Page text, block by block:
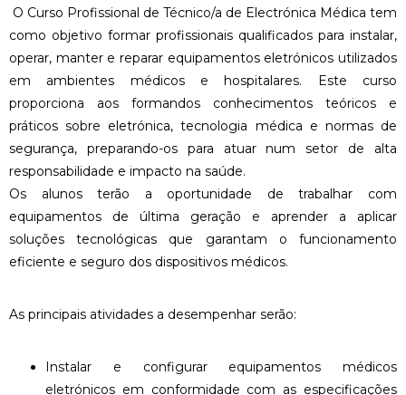
O Curso Profissional de Técnico/a de Electrónica Médica tem
como objetivo formar profissionais qualificados para instalar,
operar, manter e reparar equipamentos eletrónicos utilizados
em ambientes médicos e hospitalares. Este curso
proporciona aos formandos conhecimentos teóricos e
práticos sobre eletrónica, tecnologia médica e normas de
segurança, preparando-os para atuar num setor de alta
responsabilidade e impacto na saúde.
Os alunos terão a oportunidade de trabalhar com
equipamentos de última geração e aprender a aplicar
soluções tecnológicas que garantam o funcionamento
eficiente e seguro dos dispositivos médicos.
As principais atividades a desempenhar serão:
Instalar e configurar equipamentos médicos
eletrónicos em conformidade com as especificações